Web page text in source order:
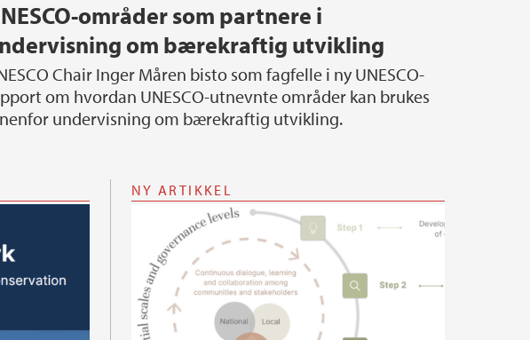
områder som partnere i
om bærekraftig utvikling
om hvordan UNESCO-utnevnte områder kan brukes
undervisning om bærekraftig utvikling.
NY ARTIKKEL